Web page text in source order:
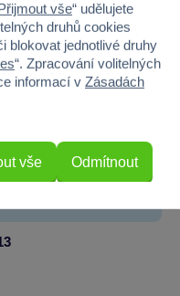
KLUK
vše“ udělujete
druhů cookies
blokovat jednotlivé druhy
“. Zpracování volitelných
informací v Zásadách
Odmítnout
vše